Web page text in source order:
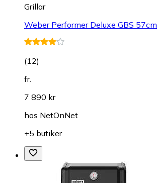
Grillar
Weber Performer Deluxe GBS 57cm
(12)
fr.
7 890 kr
hos NetOnNet
+5 butiker